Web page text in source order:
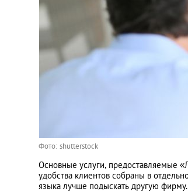
Фото: shutterstock
Основные услуги, предоставляемые
удобства клиентов собраны в
языка лучше подыскать другую фирму.